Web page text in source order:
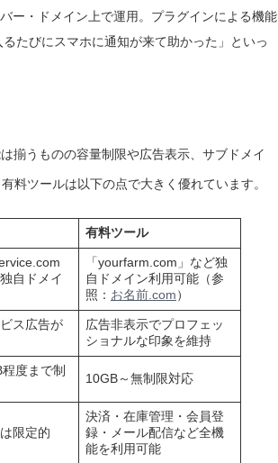
ー・ドメイン上で運用。プラグインによる機能
たびにスマホに通知が来て助かった」といっ
揃うものの容量制限や広告表示、サブドメイ
料ツールは以下の点で大きく優れています。
有料ツール
自ドメイ
「yourfarm.com」など独
自ドメイン利用可能（参
照： お名前.com）
ス広告が
広告非表示でプロフェッ
ショナルな印象を維持
度まで制
10GB～無制限対応
限定的
決済・在庫管理・会員登
録・メール配信など全機
能を利用可能